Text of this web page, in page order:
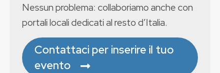
Nessun problema: collaboriamo anche con
portali locali dedicati al resto d’Italia.
Contattaci per inserire il tuo
evento